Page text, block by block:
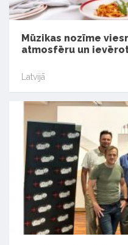
Mūzikas nozīme
atmosfēru un
Latvijā